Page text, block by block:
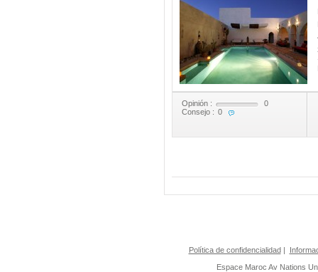
Opinión :
0
Consejo : 0
Política de confidencialidad|
Espace Maroc Av Nations